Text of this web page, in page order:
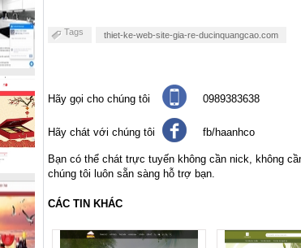
Tags thiet-ke-web-site-gia-re-ducinquangcao.com
Hãy gọi cho chúng tôi 0989383638
Hãy chát với chúng tôi fb/haanhco
Bạn có thể chát trực tuyến không cần nick, không
chúng tôi luôn sẵn sàng hỗ trợ bạn.
CÁC TIN KHÁC